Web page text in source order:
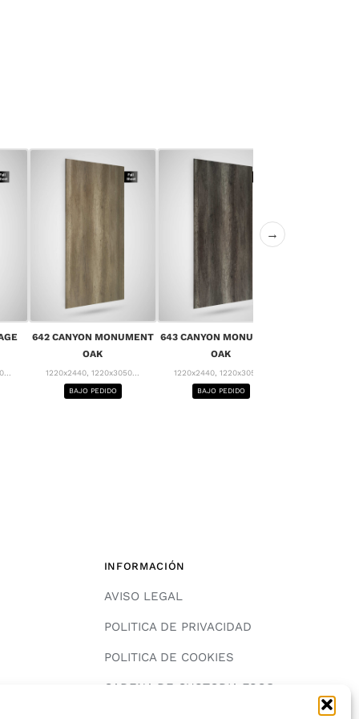
642 CANYON MONUMENT
OAK
1220x2440, 1220x3050...
BAJO PEDIDO
643 CANYON MONUMENT
OAK
1220x2440, 1220x3050...
BAJO PEDIDO
→
INFORMACIÓN
AVISO LEGAL
POLITICA DE PRIVACIDAD
POLITICA DE COOKIES
CADENA DE CUSTODIA FSC®